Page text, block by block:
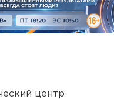
центр